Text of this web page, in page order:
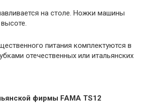
на столе. Ножки машины
питания комплектуются в
отечественных или итальянских
фирмы FAMA TS12